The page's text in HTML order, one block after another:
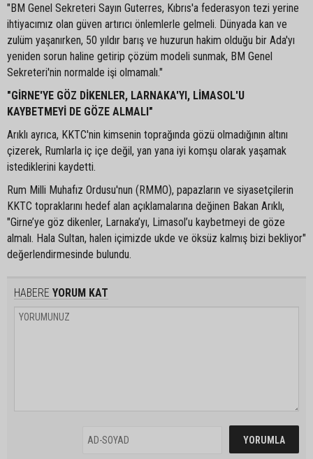
"BM Genel Sekreteri Sayın Guterres, Kıbrıs'a federasyon tezi yerine
ihtiyacımız olan güven artırıcı önlemlerle gelmeli. Dünyada kan ve
zulüm yaşanırken, 50 yıldır barış ve huzurun hakim olduğu bir Ada'yı
yeniden sorun haline getirip çözüm modeli sunmak, BM Genel
Sekreteri'nin normalde işi olmamalı."
"GİRNE'YE GÖZ DİKENLER, LARNAKA'YI, LİMASOL'U
KAYBETMEYİ DE GÖZE ALMALI"
Arıklı ayrıca, KKTC'nin kimsenin toprağında gözü olmadığının altını
çizerek, Rumlarla iç içe değil, yan yana iyi komşu olarak yaşamak
istediklerini kaydetti.
Rum Milli Muhafız Ordusu'nun (RMMO), papazların ve siyasetçilerin
KKTC topraklarını hedef alan açıklamalarına değinen Bakan Arıklı,
"Girne’ye göz dikenler, Larnaka’yı, Limasol’u kaybetmeyi de göze
almalı. Hala Sultan, halen içimizde ukde ve öksüz kalmış bizi bekliyor"
değerlendirmesinde bulundu.
HABERE YORUM KAT